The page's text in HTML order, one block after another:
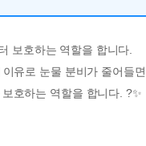
보호하는 역할을 합니다.
유로 눈물 분비가 줄어들면
호하는 역할을 합니다. ?✨